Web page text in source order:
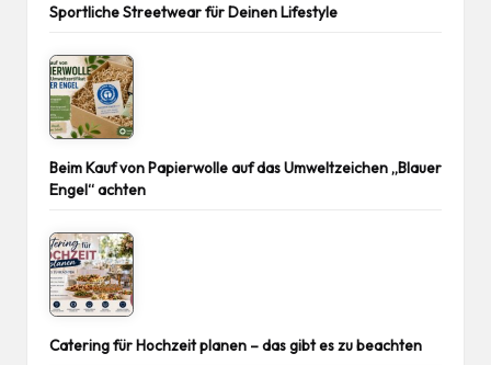
Sportliche Streetwear für Deinen Lifestyle
Beim Kauf von Papierwolle auf das Umweltzeichen „Blauer
Engel“ achten
Catering für Hochzeit planen – das gibt es zu beachten